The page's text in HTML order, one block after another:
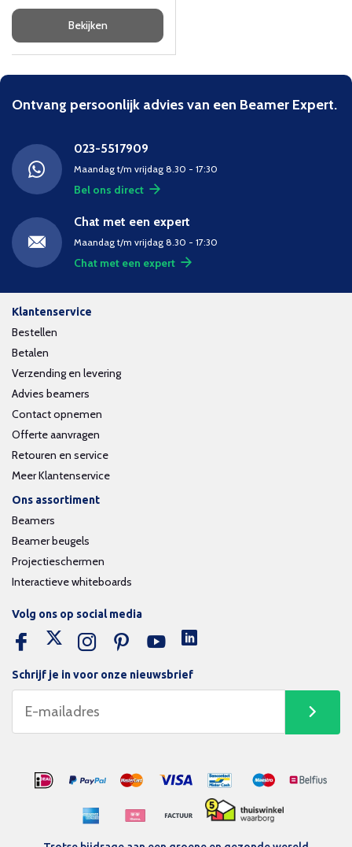
Bekijken
Ontvang persoonlijk advies van een Beamer Expert.
023-5517909
Maandag t/m vrijdag 8.30 - 17:30
Bel ons direct
Chat met een expert
Maandag t/m vrijdag 8.30 - 17:30
Chat met een expert
Klantenservice
Bestellen
Betalen
Verzending en levering
Advies beamers
Contact opnemen
Offerte aanvragen
Retouren en service
Meer Klantenservice
Ons assortiment
Beamers
Beamer beugels
Projectieschermen
Interactieve whiteboards
Schrijf je in voor onze nieuwsbrief
Volg ons op social media